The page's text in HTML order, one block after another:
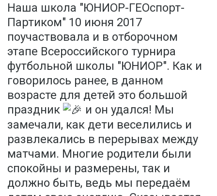
Наша школа "ЮНИОР-ГЕОспорт-
Партиком" 10 июня 2017
поучаствовала и в отборочном
этапе Всероссийского турнира
футбольной школы "ЮНИОР". Как и
говорилось ранее, в данном
возрасте для детей это большой
праздник
и он удался! Мы
замечали, как дети веселились и
развлекались в перерывах между
матчами. Многие родители были
спокойны и размерены, так и
должно быть, ведь мы передаём